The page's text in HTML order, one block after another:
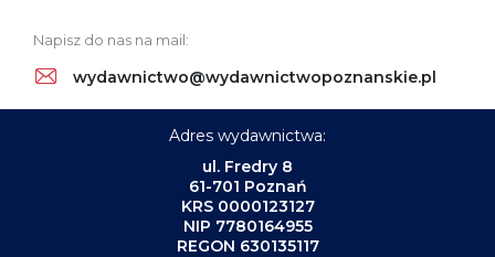
Napisz do nas na mail:
wydawnictwo@wydawnictwopoznanskie.pl
Adres wydawnictwa:
ul. Fredry 8
61-701 Poznań
KRS 0000123127
NIP 7780164955
REGON 630135117